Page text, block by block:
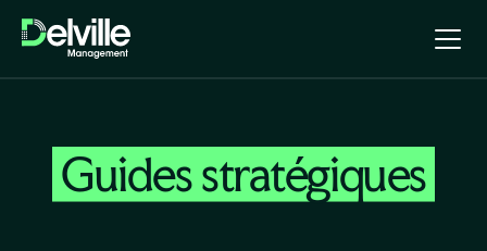
Guides stratégiques